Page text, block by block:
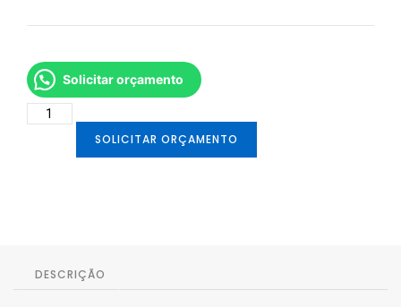
Solicitar orçamento
SOLICITAR ORÇAMENTO
DESCRIÇÃO